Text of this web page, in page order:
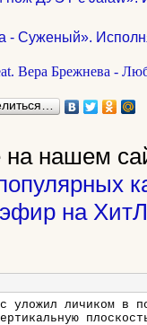
- Суженый».
на нашем
на
уложил личиком в